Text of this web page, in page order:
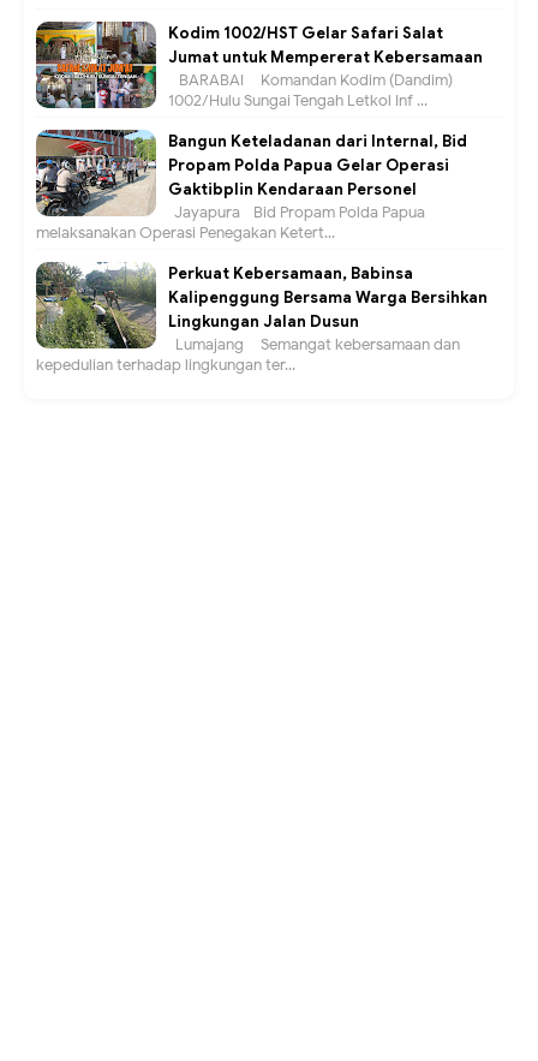
Kodim 1002/HST Gelar Safari Salat
Jumat untuk Mempererat Kebersamaan
BARABAI – Komandan Kodim (Dandim)
1002/Hulu Sungai Tengah Letkol Inf ...
Bangun Keteladanan dari Internal, Bid
Propam Polda Papua Gelar Operasi
Gaktibplin Kendaraan Personel
Jayapura –Bid Propam Polda Papua
melaksanakan Operasi Penegakan Ketert...
Perkuat Kebersamaan, Babinsa
Kalipenggung Bersama Warga Bersihkan
Lingkungan Jalan Dusun
Lumajang – Semangat kebersamaan dan
kepedulian terhadap lingkungan ter...